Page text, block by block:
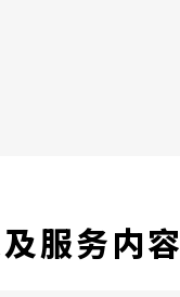
服务内容